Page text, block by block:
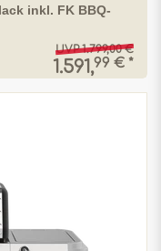
inkl. FK BBQ-
UVP 1.799,00 €
1.591,99 € *